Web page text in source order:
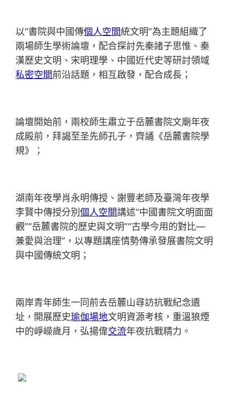
以“書院與中國傳個人空間統文明”為主題組織了
兩場師生學術論壇，配合探討先秦諸子思惟、秦
漢歷史文明、宋明理學、中國近代史等研討領域
私密空間前沿話題，相互啟發，配合成長；
論壇開始前，兩校師生肅立于岳麓書院文廟年夜
成殿前，拜謁至圣先師孔子，齊誦《岳麓書院學
規》；
湖南年夜學肖永明傳授、謝豐老師及臺灣年夜學
李賢中傳授分別個人空間講述“中國書院文明面面
觀”“岳麓書院的歷史與文明”“古學今用的對比—
兼愛與治理”，以專題講座情勢傳承發展書院文明
與中國傳統文明；
兩岸青年師生一同前去岳麓山尋訪抗戰紀念遺
址，開展歷史瑜伽場地文明資源考核，重溫狼煙
中的崢嶸歲月，弘揚偉交流年夜抗戰精力。